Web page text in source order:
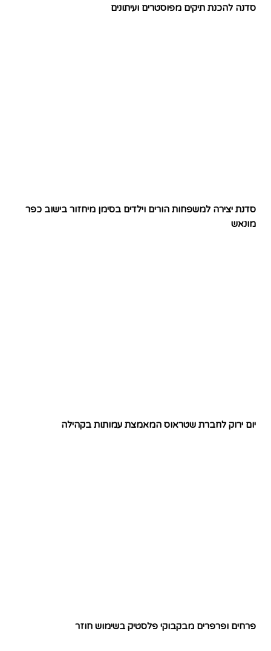
סדנה להכנת תיקים מפוסטרים ועיתונים
סדנת יצירה למשפחות הורים וילדים בסימן מיחזור בישוב כפר
מונאש
יום ירוק לחברת שטראוס המאמצת עמותות בקהילה
פרחים ופרפרים מבקבוקי פלסטיק בשימוש חוזר